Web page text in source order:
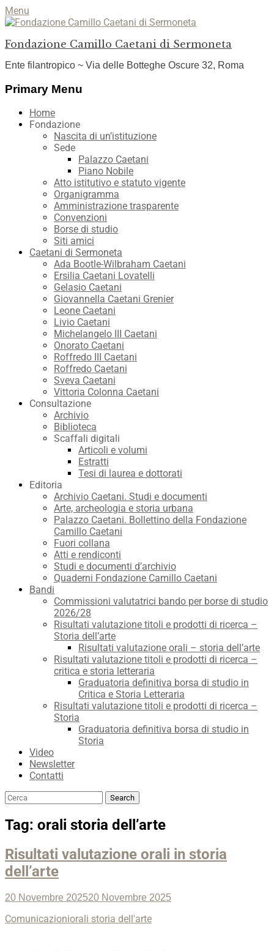
Menu
Fondazione Camillo Caetani di Sermoneta
Ente filantropico ~ Via delle Botteghe Oscure 32, Roma
Facebook
YouTube
Instagram
Primary Menu
Skip
Home
Fondazione
Nascita di un’istituzione
Sede
Palazzo Caetani
Piano Nobile
Atto istitutivo e statuto vigente
Organigramma
Amministrazione trasparente
Convenzioni
Borse di studio
Siti amici
Caetani di Sermoneta
Ada Bootle-Wilbraham Caetani
Ersilia Caetani Lovatelli
Gelasio Caetani
Giovannella Caetani Grenier
Leone Caetani
Livio Caetani
Michelangelo III Caetani
Onorato Caetani
Roffredo III Caetani
Roffredo Caetani
Sveva Caetani
Vittoria Colonna Caetani
Consultazione
Archivio
Biblioteca
Scaffali digitali
Articoli e volumi
Estratti
Tesi di laurea e dottorati
Editoria
Archivio Caetani. Studi e documenti
Arte, archeologia e storia urbana
Palazzo Caetani. Bollettino della Fondazione
Camillo Caetani
Fuori collana
Atti e rendiconti
Studi e documenti d’archivio
Quaderni Fondazione Camillo Caetani
Bandi
Commissioni valutatrici bando per borse di studio
2026/28
Risultati valutazione titoli e prodotti di ricerca –
Storia dell’arte
Risultati valutazione orali – storia dell’arte
Risultati valutazione titoli e prodotti di ricerca –
critica e storia letteraria
Graduatoria definitiva borsa di studio in
Critica e Storia Letteraria
Risultati valutazione titoli e prodotti di ricerca –
Storia
Graduatoria definitiva borsa di studio in
Storia
Video
Newsletter
Contatti
Search
Search
Tag: orali storia dell’arte
Risultati valutazione orali in storia
dell’arte
Posted
20 Novembre 202520 Novembre 2025
Categories
ComunicazioniTags
orali storia dell'arte